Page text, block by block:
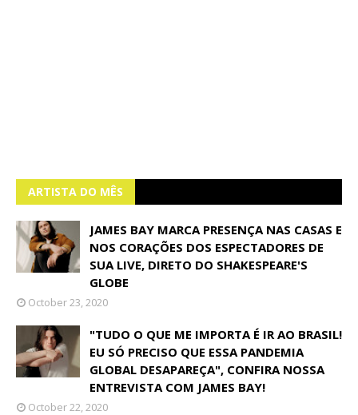
ARTISTA DO MÊS
JAMES BAY MARCA PRESENÇA NAS CASAS E
NOS CORAÇÕES DOS ESPECTADORES DE
SUA LIVE, DIRETO DO SHAKESPEARE'S
GLOBE
October 23, 2020
"TUDO O QUE ME IMPORTA É IR AO BRASIL!
EU SÓ PRECISO QUE ESSA PANDEMIA
GLOBAL DESAPAREÇA", CONFIRA NOSSA
ENTREVISTA COM JAMES BAY!
October 22, 2020